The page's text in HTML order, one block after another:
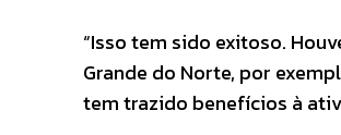
“Isso tem sido exitoso.
Grande do Norte, por
tem trazido benefícios à